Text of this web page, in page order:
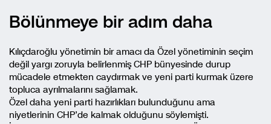
Bölünmeye bir adım daha
Kılıçdaroğlu yönetimin bir amacı da Özel yönetiminin seçim
değil yargı zoruyla belirlenmiş CHP bünyesinde durup
mücadele etmekten caydırmak ve yeni parti kurmak üzere
topluca ayrılmalarını sağlamak.
Özel daha yeni parti hazırlıkları bulunduğunu ama
niyetlerinin CHP’de kalmak olduğunu söylemişti.